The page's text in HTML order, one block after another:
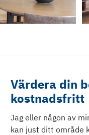
Värdera din
kostnadsfritt
Jag eller någon av
kan just ditt område